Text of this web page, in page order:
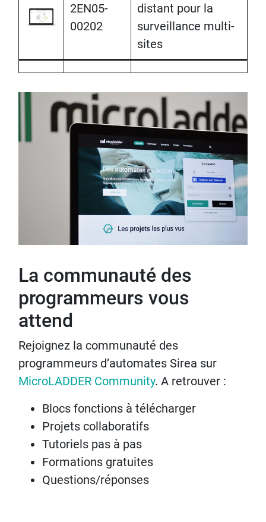
2EN05-
00202
distant pour la
surveillance multi-
sites
La communauté des
programmeurs vous
attend
Rejoignez la communauté des
programmeurs d’automates Sirea sur
MicroLADDER Community. A retrouver :
Blocs fonctions à télécharger
Projets collaboratifs
Tutoriels pas à pas
Formations gratuites
Questions/réponses